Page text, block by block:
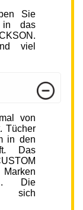
Sie
in das
viel
von
Tücher
in den
Das
Die
sich